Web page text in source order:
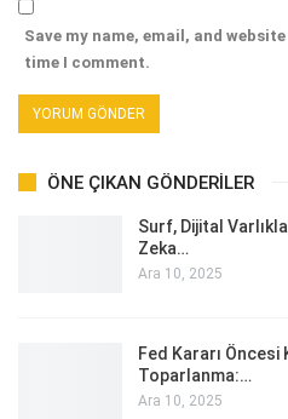
Save my name, email, and
time I comment.
ÖNE ÇIKAN GÖNDERILER
Surf, Dijital
Zeka…
Ara 10, 2025
Fed Kararı
Toparlanma:…
Ara 10, 2025